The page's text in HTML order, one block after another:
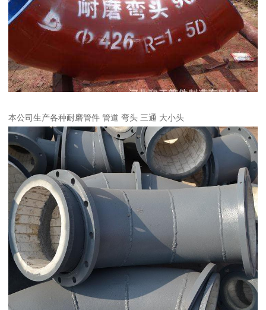
本公司生产各种耐磨管件 管道 弯头 三通 大小头